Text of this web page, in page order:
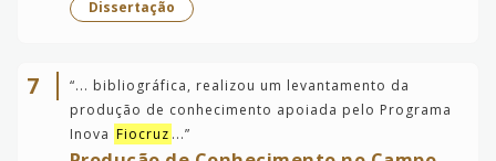
Dissertação
7 “... bibliográfica, realizou um levantamento da
produção de conhecimento apoiada pelo Programa
Inova Fiocruz ...”